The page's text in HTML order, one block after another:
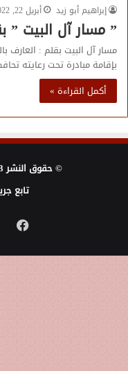
إبراهيم أبو زيد
أبريل 22, 2022
” مسار آل البيت ”
مسار آل البيت بقلم : العارف
بإقامة مبادرة تحت رعايته
أكمل القراءة »
© حقوق النشر 2013 ، الحقوق محفوظة |
تابع